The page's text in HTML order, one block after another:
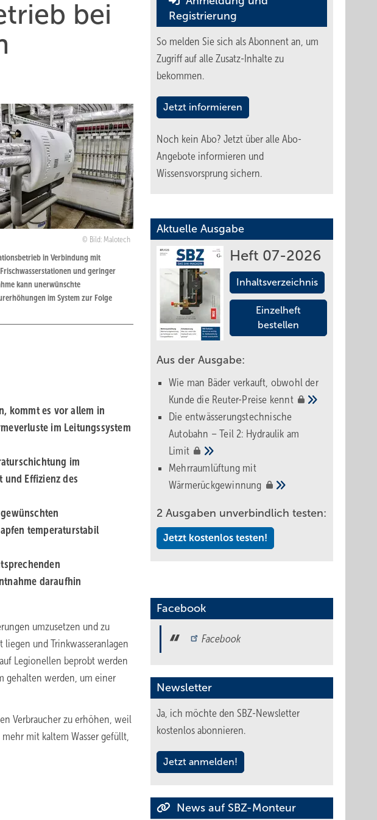
bei
Bild: Malotech
in Verbindung mit
und geringer
kann ­unerwünschte
im System zur Folge
kommt es vor allem in
im Leitungssystem
im
und Effizienz des
temperaturstabil
daraufhin
umzusetzen und zu
und Trinkwasseranlagen
Legionellen beprobt werden
gehalten werden, um einer
Verbraucher zu erhöhen, weil
mit kaltem Wasser gefüllt,
Registrierung
So melden Sie sich als Abonnent an, um
Zugriff auf alle Zusatz-Inhalte zu
bekommen.
Jetzt informieren
Noch kein Abo? Jetzt über alle Abo-
Angebote informieren und
Wissensvorsprung sichern.
Aktuelle Ausgabe
Heft 07-2026
Inhaltsverzeichnis
Einzelheft
bestellen
Aus der Ausgabe:
Wie man Bäder verkauft, obwohl der
Kunde die Reuter-Preise kennt
Die entwässerungstechnische
Autobahn – Teil 2: Hydraulik am
Limit
Mehrraumlüftung mit
Wärmerückgewinnung
2 Ausgaben unverbindlich testen:
Jetzt kostenlos testen!
Facebook
Facebook
Newsletter
Ja, ich möchte den SBZ-Newsletter
kostenlos abonnieren.
Jetzt anmelden!
News auf SBZ-Monteur